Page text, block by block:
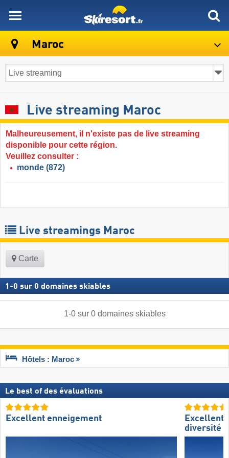
Maroc
Live streaming Maroc
Malheureusement, il n'existe pas de live streaming
disponible pour cette région.
Veuillez consulter :
monde (872)
Live streamings Maroc
Carte
1 -0 sur 0 domaines skiables
1-0sur 0 domaines skiables
Hôtels : Maroc
Le best of des évaluations
Excellent enneigement
Excellente
diversité